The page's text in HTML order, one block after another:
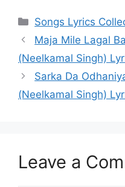
Categories
Songs Lyrics
Maja Mile Lagal Ba
(Neelkamal Singh)
Sarka Da
(Neelkamal Singh)
Leave a